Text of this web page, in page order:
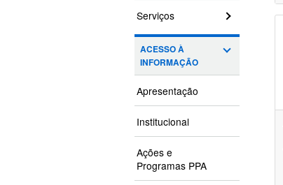
Serviços
ACESSO À
INFORMAÇÃO
Apresentação
Institucional
Ações e
Programas PPA